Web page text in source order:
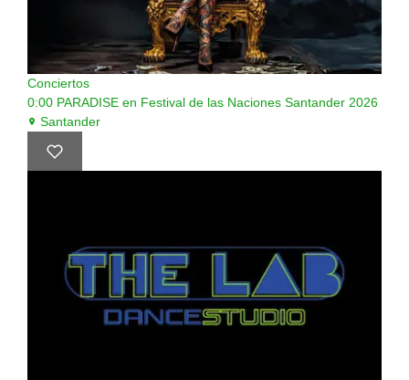
Conciertos
0:00 PARADISE en Festival de las Naciones Santander 2026
Santander